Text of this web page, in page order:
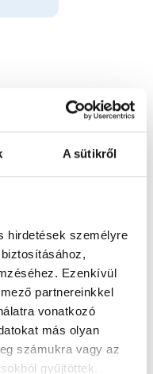
A sütikről
hirdetések személyre
Ezenkívül
partnereinkkel
vonatkozó
más olyan
számukra vagy az
gyűjtöttek.
Vélemények